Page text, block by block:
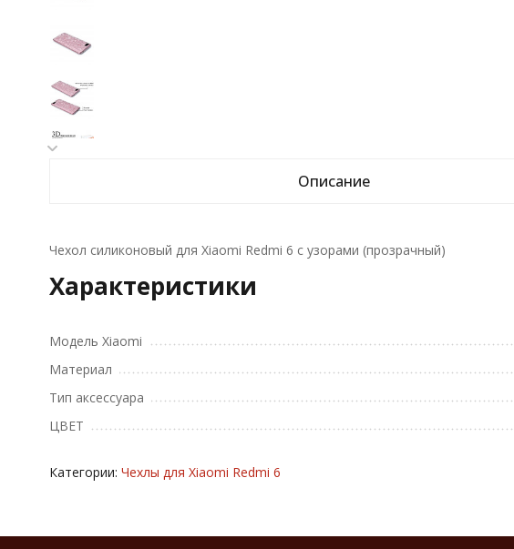
Описание
Чехол силиконовый для Xiaomi Redmi 6 с узорами (прозрачный)
Характеристики
Модель Xiaomi
Материал
Тип аксессуара
ЦВЕТ
Категории: Чехлы для Xiaomi Redmi 6